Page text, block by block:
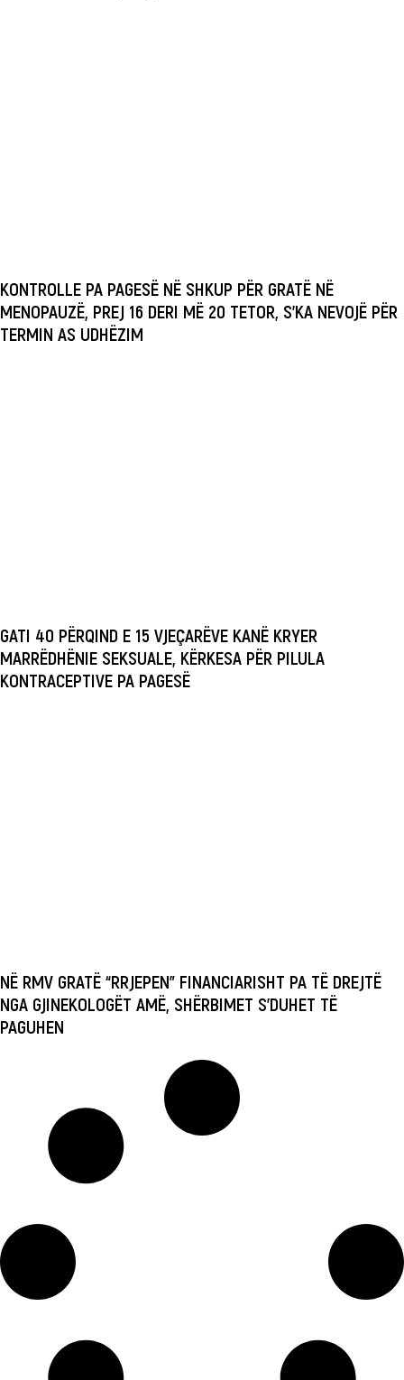
KONTROLLE PA PAGESË NË SHKUP PËR GRATË NË
MENOPAUZË, PREJ 16 DERI MË 20 TETOR, S’KA NEVOJË PËR
TERMIN AS UDHËZIM
GATI 40 PËRQIND E 15 VJEÇARËVE KANË KRYER
MARRËDHËNIE SEKSUALE, KËRKESA PËR PILULA
KONTRACEPTIVE PA PAGESË
NË RMV GRATË “RRJEPEN” FINANCIARISHT PA TË DREJTË
NGA GJINEKOLOGËT AMË, SHËRBIMET S’DUHET TË
PAGUHEN